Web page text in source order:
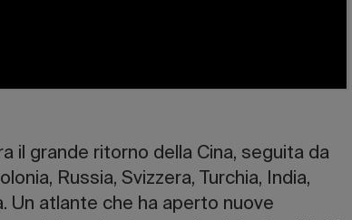
il grande ritorno della Cina, seguita da
Russia, Svizzera, Turchia, India,
Un atlante che ha aperto nuove